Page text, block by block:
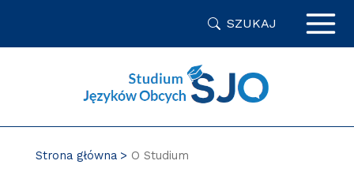
SZUKAJ
Strona główna O Studium